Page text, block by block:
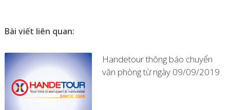
Bài viết liên quan:
Handetour thông báo chuyển
văn phòng từ ngày 09/09/2019